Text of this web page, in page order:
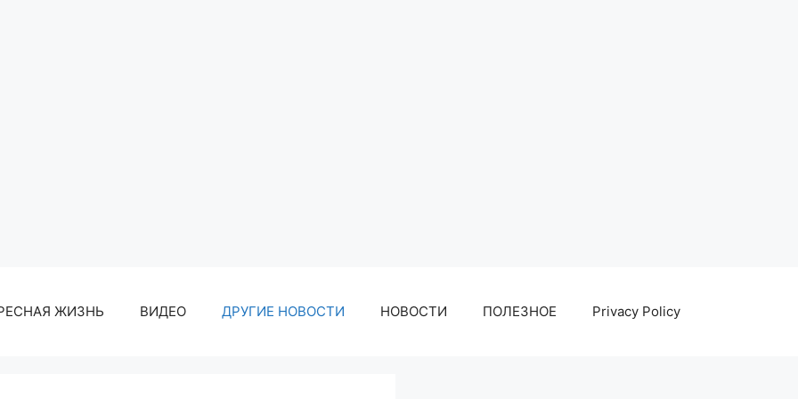
ЖИЗНЬ ВИДЕО ДРУГИЕ НОВОСТИ НОВОСТИ ПОЛЕЗНОЕ Privacy Policy